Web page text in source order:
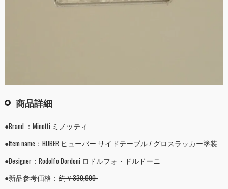
商品詳細
●Brand ：Minotti ミノッティ
●Item name：HUBER ヒューバー サイドテーブル / グロスラッカー塗装
●Designer：Rodolfo Dordoni ロドルフォ・ドルドーニ
●新品参考価格： 約￥330,000-